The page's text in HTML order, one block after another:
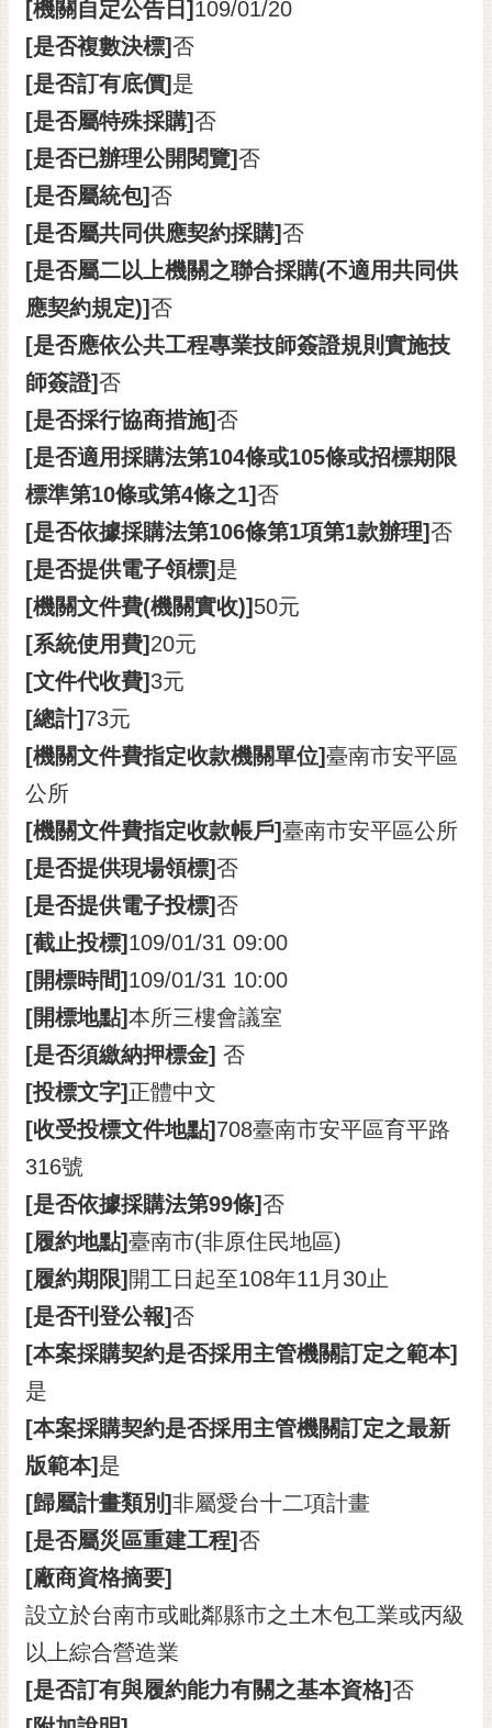
[機關自定公告日] 109/01/20
[是否複數決標]否
[是否訂有底價] 是
[是否屬特殊採購]否
[是否已辦理公開閱覽]否
[是否屬統包]否
[是否屬共同供應契約採購]否
[是否屬二以上機關之聯合採購(不適用共同供
應契約規定)]否
[是否應依公共工程專業技師簽證規則實施技
師簽證]否
[是否採行協商措施]否
[是否適用採購法第104條或105條或招標期限
標準第10條或第4條之1]否
[是否依據採購法第106條第1項第1款辦理]否
[是否提供電子領標] 是
[機關文件費(機關實收)] 50元
[系統使用費] 20元
[文件代收費] 3元
[總計] 73元
[機關文件費指定收款機關單位]臺南市安平區
公所
[機關文件費指定收款帳戶]臺南市安平區公所
[是否提供現場領標]否
[是否提供電子投標]否
[截止投標] 109/01/31 09:00
[開標時間] 109/01/31 10:00
[開標地點]本所三樓會議室
[是否須繳納押標金] 否
[投標文字] 正體中文
[收受投標文件地點] 708臺南市安平區育平路
316號
[是否依據採購法第99條]否
[履約地點]臺南市(非原住民地區)
[履約期限] 開工日起至108年11月30止
[是否刊登公報]否
[本案採購契約是否採用主管機關訂定之範本]
是
[本案採購契約是否採用主管機關訂定之最新
版範本] 是
[歸屬計畫類別]非屬愛台十二項計畫
[是否屬災區重建工程]否
[廠商資格摘要]
設立於台南市或毗鄰縣市之土木包工業或丙級
以上綜合營造業
[是否訂有與履約能力有關之基本資格]否